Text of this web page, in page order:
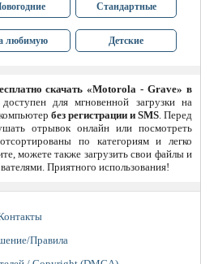
Стандартные
любимую Детские
скачать «Motorola - Grave» в
для мгновенной загрузки на
без регистрации и SMS. Перед
отрывок онлайн или посмотреть
по категориям и легко
можете также загрузить свои файлы и
Приятного использования!
Правила